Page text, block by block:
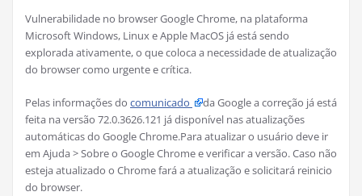
Vulnerabilidade no browser Google Chrome, na plataforma
Microsoft Windows, Linux e Apple MacOS já está sendo
explorada ativamente, o que coloca a necessidade de atualização
do browser como urgente e crítica.
Pelas informações do comunicado
da Google a correção já está
feita na versão 72.0.3626.121 já disponível nas atualizações
automáticas do Google Chrome.Para atualizar o usuário deve ir
em Ajuda > Sobre o Google Chrome e verificar a versão. Caso não
esteja atualizado o Chrome fará a atualização e solicitará reinicio
do browser.